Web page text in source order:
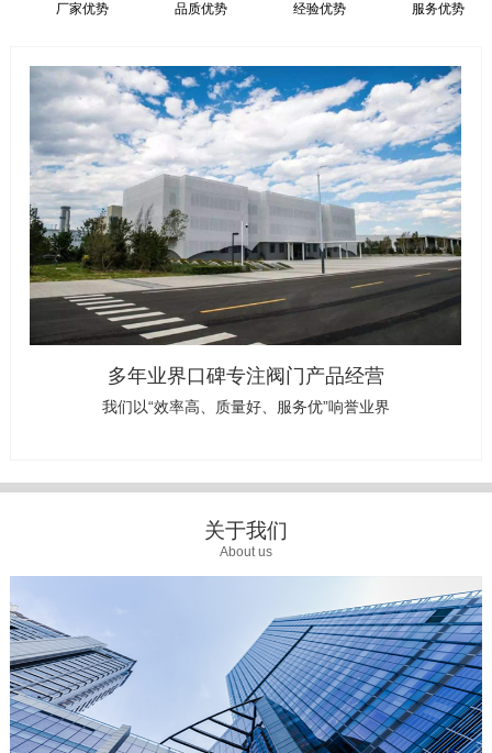
厂家优势 品质优势 经验优势 服务优势
多年业界口碑专注阀门产品经营
我们以“效率高、质量好、服务优”响誉业界
关于我们
About us